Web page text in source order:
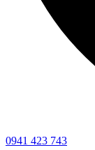
0941 423 743